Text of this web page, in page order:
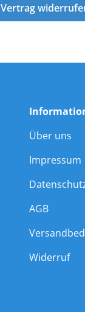
Vertrag
Über uns
Impressum
AGB
Widerruf